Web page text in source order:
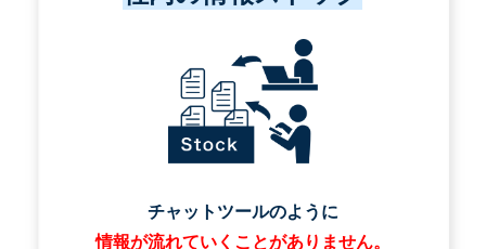
チャットツールのように
情報が流れていくことがありません。